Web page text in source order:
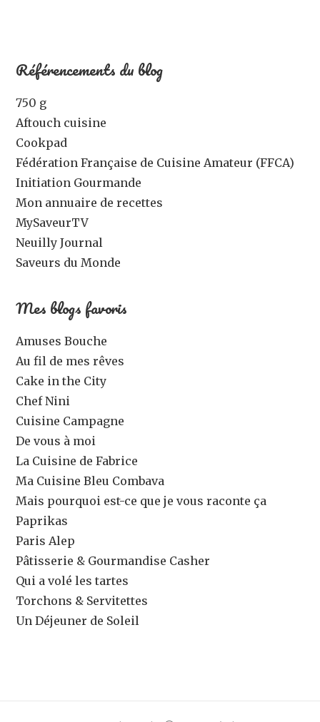
Référencements du blog
750 g
Aftouch cuisine
Cookpad
Fédération Française de Cuisine Amateur (FFCA)
Initiation Gourmande
Mon annuaire de recettes
MySaveurTV
Neuilly Journal
Saveurs du Monde
Mes blogs favoris
Amuses Bouche
Au fil de mes rêves
Cake in the City
Chef Nini
Cuisine Campagne
De vous à moi
La Cuisine de Fabrice
Ma Cuisine Bleu Combava
Mais pourquoi est-ce que je vous raconte ça
Paprikas
Paris Alep
Pâtisserie & Gourmandise Casher
Qui a volé les tartes
Torchons & Servitettes
Un Déjeuner de Soleil